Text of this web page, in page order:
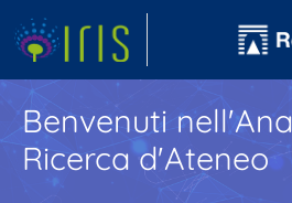
Benvenuti
Ricerca d'Ateneo